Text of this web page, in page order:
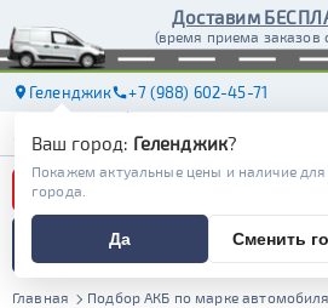
Доставим
(время приема заказов
Геленджик +7 (988) 602-45-71
АКБ
ПОДБОР АККУМУЛЯТОРА
СПЕЦИАЛИСТОМ
Главная Подбор АКБ по марке автомобиля
Ваш город: Геленджик?
Покажем актуальные цены и наличие
города.
Да Сменить